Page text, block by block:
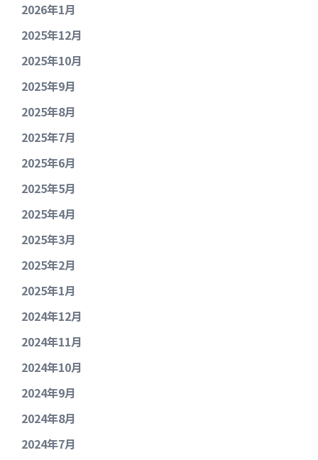
2026年1月
2025年12月
2025年10月
2025年9月
2025年8月
2025年7月
2025年6月
2025年5月
2025年4月
2025年3月
2025年2月
2025年1月
2024年12月
2024年11月
2024年10月
2024年9月
2024年8月
2024年7月